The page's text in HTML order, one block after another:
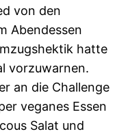
von den
Abendessen
hatte
vorzuwarnen.
an die Challenge
veganes Essen
Salat und